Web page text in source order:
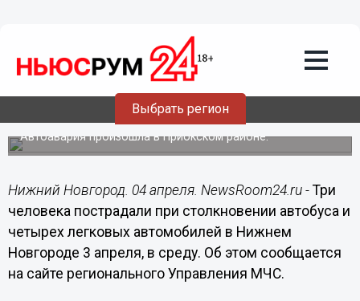
Выбрать регион
Трое нижегородцев пострадали при
столкновении автобуса и четырех
Автоавария произошла в Приокском районе.
Нижний Новгород. 04 апреля. NewsRoom24.ru - Три
человека пострадали при столкновении автобуса и
четырех легковых автомобилей в Нижнем
Новгороде 3 апреля, в среду. Об этом сообщается
на сайте регионального Управления МЧС.